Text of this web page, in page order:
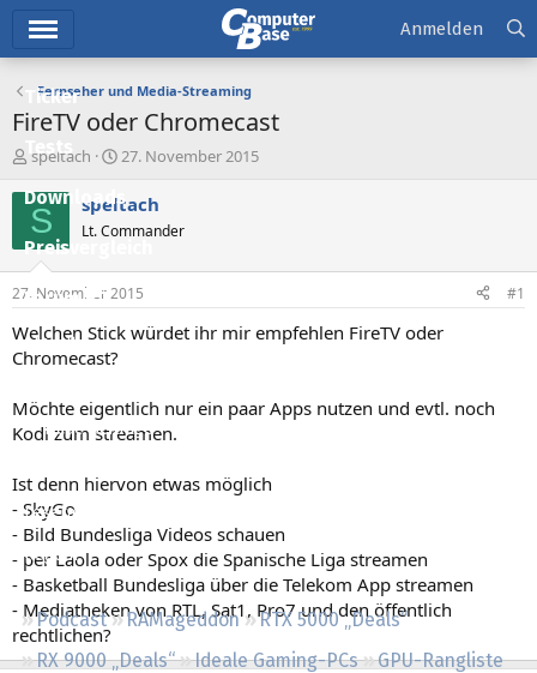
Ticker
Tests
Downloads
Preisvergleich
Forum
Aktuelles
Neue Beiträge
Leserartikel
Regeln
Podcast RAMageddon
RTX 5000 „Deals“
RX 9000 „Deals“
Ideale Gaming-PCs
GPU-Rangliste
Anmelden
Fernseher und Media-Streaming
FireTV oder Chromecast
E
s
t
e
e
r
speltach
E
s
e
l
t
a
27. November 2015
S speltach
Lt. Commander
27. November 2015 #1
Welchen Stick würdet ihr mir empfehlen FireTV oder
Chromecast?
Möchte eigentlich nur ein paar Apps nutzen und evtl. noch
Kodi zum streamen.
Ist denn hiervon etwas möglich
- SkyGo
- Bild Bundesliga Videos schauen
- per Laola oder Spox die Spanische Liga streamen
- Basketball Bundesliga über die Telekom App streamen
- Mediatheken von RTL, Sat1, Pro7 und den öffentlich
rechtlichen?